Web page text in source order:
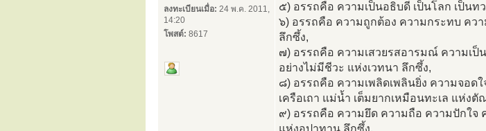
ลงทะเบียนเมื่อ: 24 พ.ค. 2011,
14:20
โพสต์: 8617
๕) อรรถคือ ความเป็นอธิบดี เป็นโลก เป็น
๖) อรรถคือ ความถูกต้อง ความกระทบ คว
ลึกซึ้ง,
๗) อรรถคือ ความเสวยรสอารมณ์ ความเป็
อย่างไม่มีชีวะ แห่งเวทนา ลึกซึ้ง,
๘) อรรถคือ ความเพลิดเพลินยิ่ง ความจอด
เครือเถา แม่น้ำ เต็มยากเหมือนทะเล แห่งตั
๙) อรรถคือ ความยึด ความถือ ความปักใจ
แห่งอุปาทาน ลึกซึ้ง,